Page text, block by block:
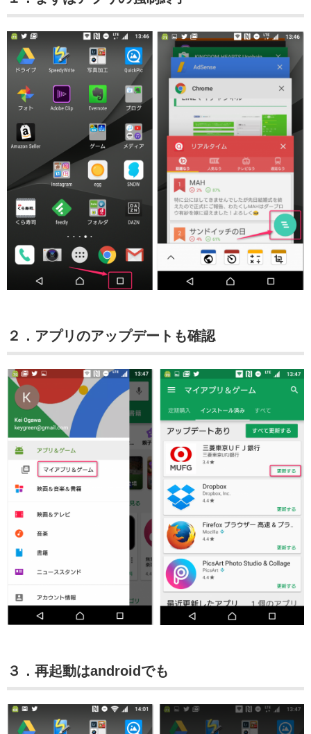
２．アプリのアップデートも確認
３．再起動はandroidでも